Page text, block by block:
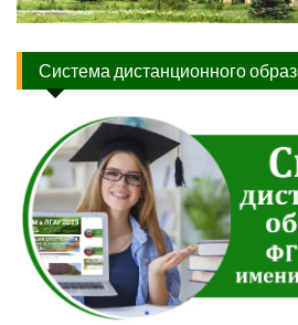
Система дистанционного